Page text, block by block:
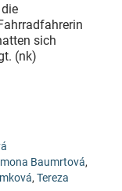
sich
(nk)
Baumrtová,
, Tereza